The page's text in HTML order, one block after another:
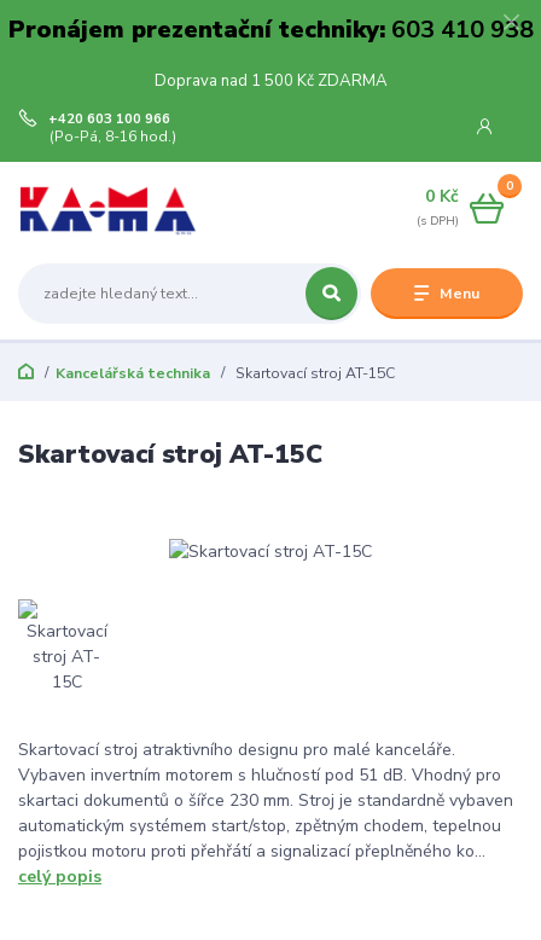
Pronájem prezentační techniky:603 410 938
Doprava nad 1 500 Kč ZDARMA
Menu
+420 603 100 966
(Po-Pá, 8-16 hod.)
0
0 Kč
Kancelářská technika Skartovací stroj AT-15C
Skartovací stroj AT-15C
Skartovací stroj atraktivního designu pro malé kanceláře.
Vybaven invertním motorem s hlučností pod 51 dB. Vhodný pro
skartaci dokumentů o šířce 230 mm. Stroj je standardně vybaven
automatickým systémem start/stop, zpětným chodem, tepelnou
pojistkou motoru proti přehřátí a signalizací přeplněného ko...
celý popis